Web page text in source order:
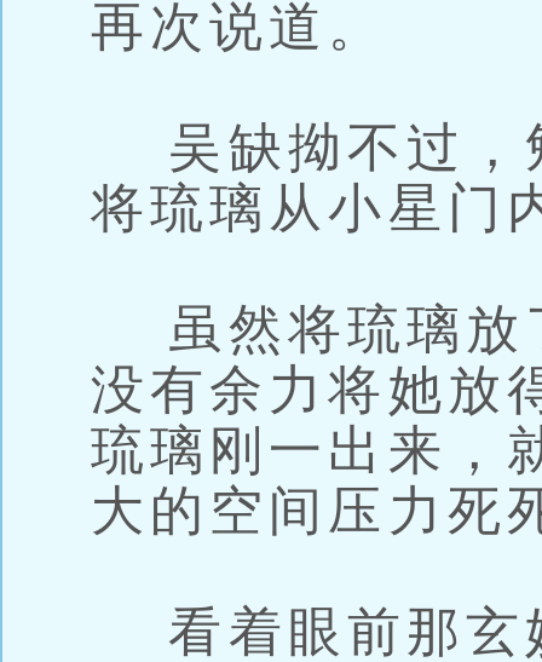
再次说道。
吴缺拗不过，
将琉璃从小星门
虽然将琉璃放
没有余力将她放
琉璃刚一出来，
大的空间压力死
看着眼前那玄